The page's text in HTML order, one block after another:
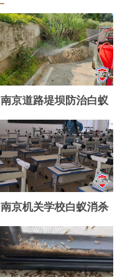
南京道路堤坝防治白蚁
南京机关学校白蚁消杀